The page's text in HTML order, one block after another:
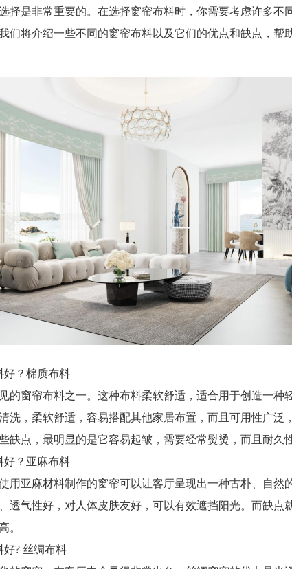
选择是非常重要的。在选择窗帘布料时，你需要考虑许多不
们将介绍一些不同的窗帘布料以及它们的优点和缺点，帮
？棉质布料
窗帘布料之一。这种布料柔软舒适，适合用于创造一种轻
，柔软舒适，容易搭配其他家居布置，而且可用性广泛，
点，最明显的是它容易起皱，需要经常熨烫，而且耐久性
？亚麻布料
亚麻材料制作的窗帘可以让客厅呈现出一种古朴、自然的
气性好，对人体皮肤友好，可以有效遮挡阳光。而缺点
。
? 丝绸布料